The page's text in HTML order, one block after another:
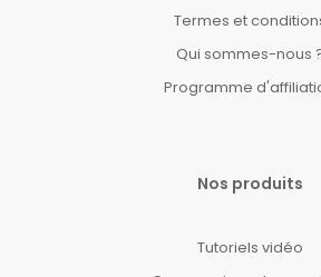
Termes et
Qui sommes-nous
Programme
Nos produits
Tutoriels vidéo